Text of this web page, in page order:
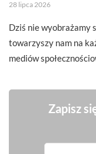
28 lipca 2026
Dziś nie wyobrażamy
towarzyszy nam na
mediów
Zapisz